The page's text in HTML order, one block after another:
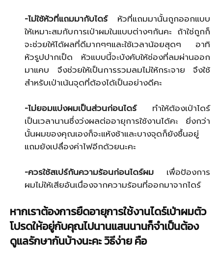
-ไม่ใช้หัวที่แถมมากับไดร์หัวที่แถมมานั้นถูกออกแบบ
ให้เหมาะสมกับการเป่าผมในแบบต่างๆกันคะ ถ้าใช่ถูกก็
จะช่วยให้ได้ผลที่ดีมากๆๆและใช้เวลาน้อยสุดๆ อาทิ
หัวรูปปากเป็ด หัวแบบนี้จะบังคับให้ช่องที่ลมผ่านออก
มาแคบ จึงช่วยให้เป็นการรวมลมไม่ให้กระจาย จึงใช้
สำหรับเป่าเน้นจุดที่ต้องได้เป็นอย่างดีคะ
-ไม่ยอมแบ่งผมเป็นส่วนก่อนไดร์ทำให้ต้องเป่าไดร์
เป็นเวลานานซึ่งว่งผลต่ออายุการใช้งานได้คะ ยิ่งกว่า
นั้นผมของคุณเองก็จะแห้งช้าและบางจุดก็ยังชื้นอยู่
แถมยังเปลื่องค่าไฟอีกด้วยนะคะ
-ควรใช้สเปร์กันความร้อนก่อนไดร์ผม เพื่อป้องการ
ผมไม่ให้เสียอันเนื่องจากความร้อนที่ออกมาจากไดร์
หากเราต้องการยืดอายุการใช้งานไดร์เป่าผมตัว
โปรดให้อยู่กับคุณไปนานแสนนานก็จำเป็นต้อง
ดูแลรักษากันบ้างนะคะ วิธีง่าย คือ